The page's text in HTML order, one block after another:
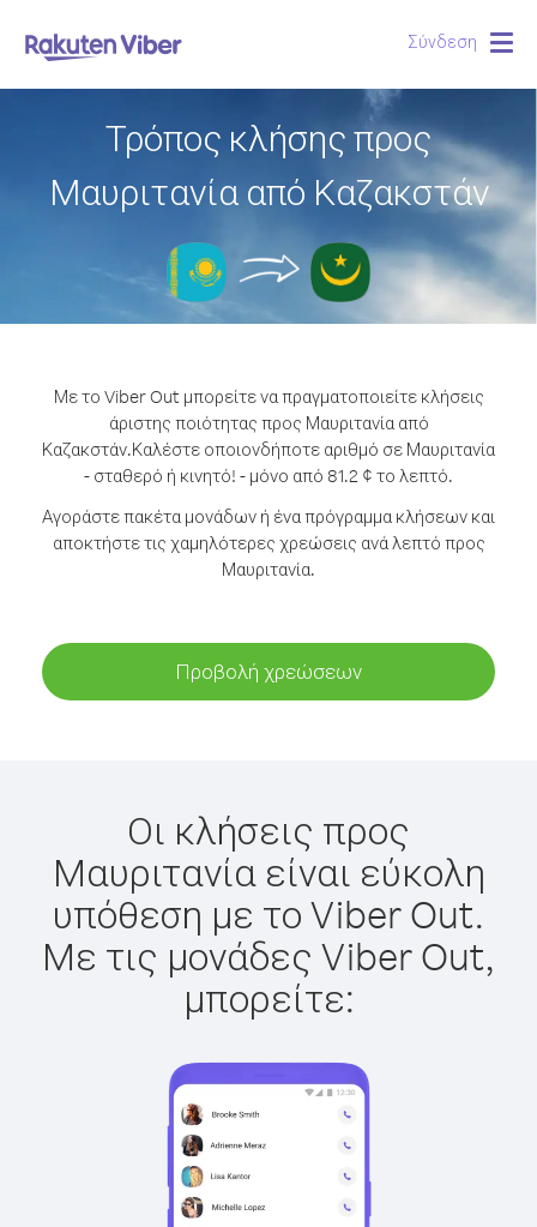
Σύνδεση
Τρόπος κλήσης προς
Μαυριτανία από Καζακστάν
Με το Viber Out μπορείτε να πραγματοποιείτε κλήσεις
άριστης ποιότητας προς Μαυριτανία από
Καζακστάν.Καλέστε οποιονδήποτε αριθμό σε Μαυριτανία
- σταθερό ή κινητό! - μόνο από 81.2 ¢ το λεπτό.
Αγοράστε πακέτα μονάδων ή ένα πρόγραμμα κλήσεων και
αποκτήστε τις χαμηλότερες χρεώσεις ανά λεπτό προς
Μαυριτανία.
Προβολή χρεώσεων
Οι κλήσεις προς
Μαυριτανία είναι εύκολη
υπόθεση με το Viber Out.
Με τις μονάδες Viber Out,
μπορείτε: